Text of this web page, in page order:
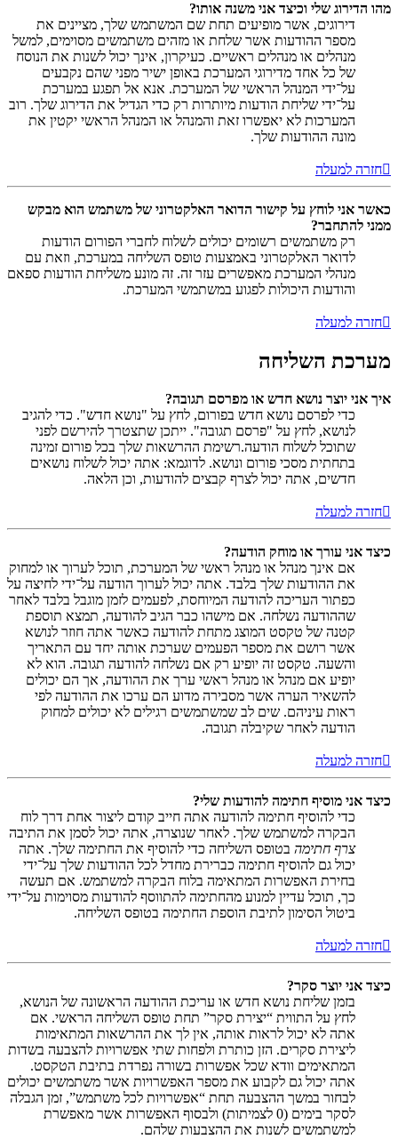
מהו הדירוג שלי וכיצד אני משנה אותו?
דירוגים, אשר מופיעים תחת שם המשתמש שלך, מציינים את
מספר ההודעות אשר שלחת או מזהים משתמשים מסוימים, למשל
מנהלים או מנהלים ראשיים. כעיקרון, אינך יכול לשנות את הנוסח
של כל אחד מדירוגי המערכת באופן ישיר מפני שהם נקבעים
על־ידי המנהל הראשי של המערכת. אנא אל תפגע במערכת
על־ידי שליחת הודעות מיותרות רק כדי הגדיל את הדירוג שלך. רוב
המערכות לא יאפשרו זאת והמנהל או המנהל הראשי יקטין את
מונה ההודעות שלך.
חזרה למעלה
כאשר אני לוחץ על קישור הדואר האלקטרוני של משתמש הוא מבקש
ממני להתחבר?
רק משתמשים רשומים יכולים לשלוח לחברי הפורום הודעות
לדואר האלקטרוני באמצעות טופס השליחה במערכת, וזאת עם
מנהלי המערכת מאפשרים עזר זה. זה מונע משליחת הודעות ספאם
והודעות היכולות לפגוע במשתמשי המערכת.
חזרה למעלה
מערכת השליחה
איך אני יוצר נושא חדש או מפרסם תגובה?
כדי לפרסם נושא חדש בפורום, לחץ על "נושא חדש". כדי להגיב
לנושא, לחץ על "פרסם תגובה". ייתכן שתצטרך להירשם לפני
שתוכל לשלוח הודעה.רשימת ההרשאות שלך בכל פורום זמינה
בתחתית מסכי פורום ונושא. לדוגמא: אתה יכול לשלוח נושאים
חדשים, אתה יכול לצרף קבצים להודעות, וכן הלאה.
חזרה למעלה
כיצד אני עורך או מוחק הודעה?
אם אינך מנהל או מנהל ראשי של המערכת, תוכל לערוך או למחוק
את ההודעות שלך בלבד. אתה יכול לערוך הודעה על־ידי לחיצה על
כפתור העריכה להודעה המיוחסת, לפעמים לזמן מוגבל בלבד לאחר
שההודעה נשלחה. אם מישהו כבר הגיב להודעה, תמצא תוספת
קטנה של טקסט המוצג מתחת להודעה כאשר אתה חוזר לנושא
אשר רושם את מספר הפעמים שערכת אותה יחד עם התאריך
והשעה. טקסט זה יופיע רק אם נשלחה להודעה תגובה. הוא לא
יופיע אם מנהל או מנהל ראשי ערך את ההודעה, אך הם יכולים
להשאיר הערה אשר מסבירה מדוע הם ערכו את ההודעה לפי
ראות עיניהם. שים לב שמשתמשים רגילים לא יכולים למחוק
הודעה לאחר שקיבלה תגובה.
חזרה למעלה
כיצד אני מוסיף חתימה להודעות שלי?
כדי להוסיף חתימה להודעה אתה חייב קודם ליצור אחת דרך לוח
הבקרה למשתמש שלך. לאחר שנוצרה, אתה יכול לסמן את התיבה
צרף חתימה בטופס השליחה כדי להוסיף את החתימה שלך. אתה
יכול גם להוסיף חתימה כברירת מחדל לכל ההודעות שלך על־ידי
בחירת האפשרות המתאימה בלוח הבקרה למשתמש. אם תעשה
כך, תוכל עדיין למנוע מהחתימה להתווסף להודעות מסוימות על־ידי
ביטול הסימון לתיבת הוספת החתימה בטופס השליחה.
חזרה למעלה
כיצד אני יוצר סקר?
בזמן שליחת נושא חדש או עריכת ההודעה הראשונה של הנושא,
לחץ על התווית “יצירת סקר” תחת טופס השליחה הראשי. אם
אתה לא יכול לראות אותה, אין לך את ההרשאות המתאימות
ליצירת סקרים. הזן כותרת ולפחות שתי אפשרויות להצבעה בשדות
המתאימים וודא שכל אפשרות בשורה נפרדת בתיבת הטקסט.
אתה יכול גם לקבוע את מספר האפשרויות אשר משתמשים יכולים
לבחור במשך ההצבעה תחת “אפשרויות לכל משתמש”, זמן הגבלה
לסקר בימים (0 לצמיתות) ולבסוף האפשרות אשר מאפשרת
למשתמשים לשנות את ההצבעות שלהם.